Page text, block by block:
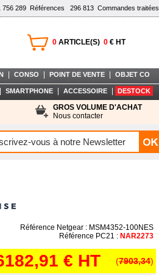
756 289 Références 296 813 Commandes traitées
0 ARTICLE(S) 0 € HT
CONSO POINT DE VENTE OBJET CO
SMARTPHONE ACCESSOIRE DESTOCK
GROS VOLUME D'ACHAT
Nous contacter
Référence Netgear : MSM4352-100NES
Référence PC21 : NAR2273
€ HT (7903,34)